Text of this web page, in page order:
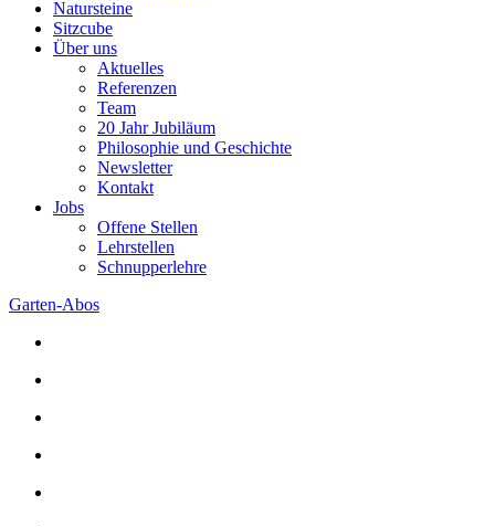
Natursteine
Sitzcube
Über uns
Aktuelles
Referenzen
Team
20 Jahr Jubiläum
Philosophie und Geschichte
Newsletter
Kontakt
Jobs
Offene Stellen
Lehrstellen
Schnupperlehre
Garten-Abos